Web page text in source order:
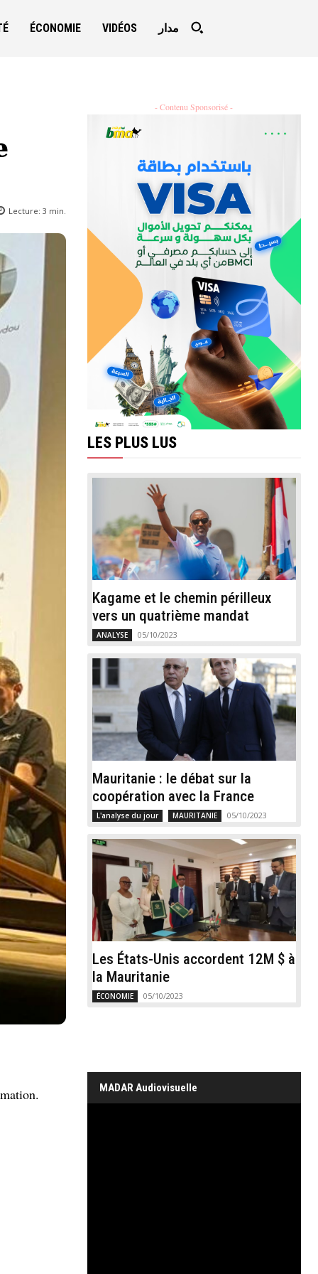
ÉCONOMIE VIDÉOS مدار
Lecture: 3 min.
- Contenu Sponsorisé -
LES PLUS LUS
Kagame et le chemin périlleux
vers un quatrième mandat
ANALYSE 05/10/2023
Mauritanie : le débat sur la
coopération avec la France
L'analyse du jour MAURITANIE 05/10/2023
Les États-Unis accordent 12M $ à
la Mauritanie
ÉCONOMIE 05/10/2023
MADAR Audiovisuelle